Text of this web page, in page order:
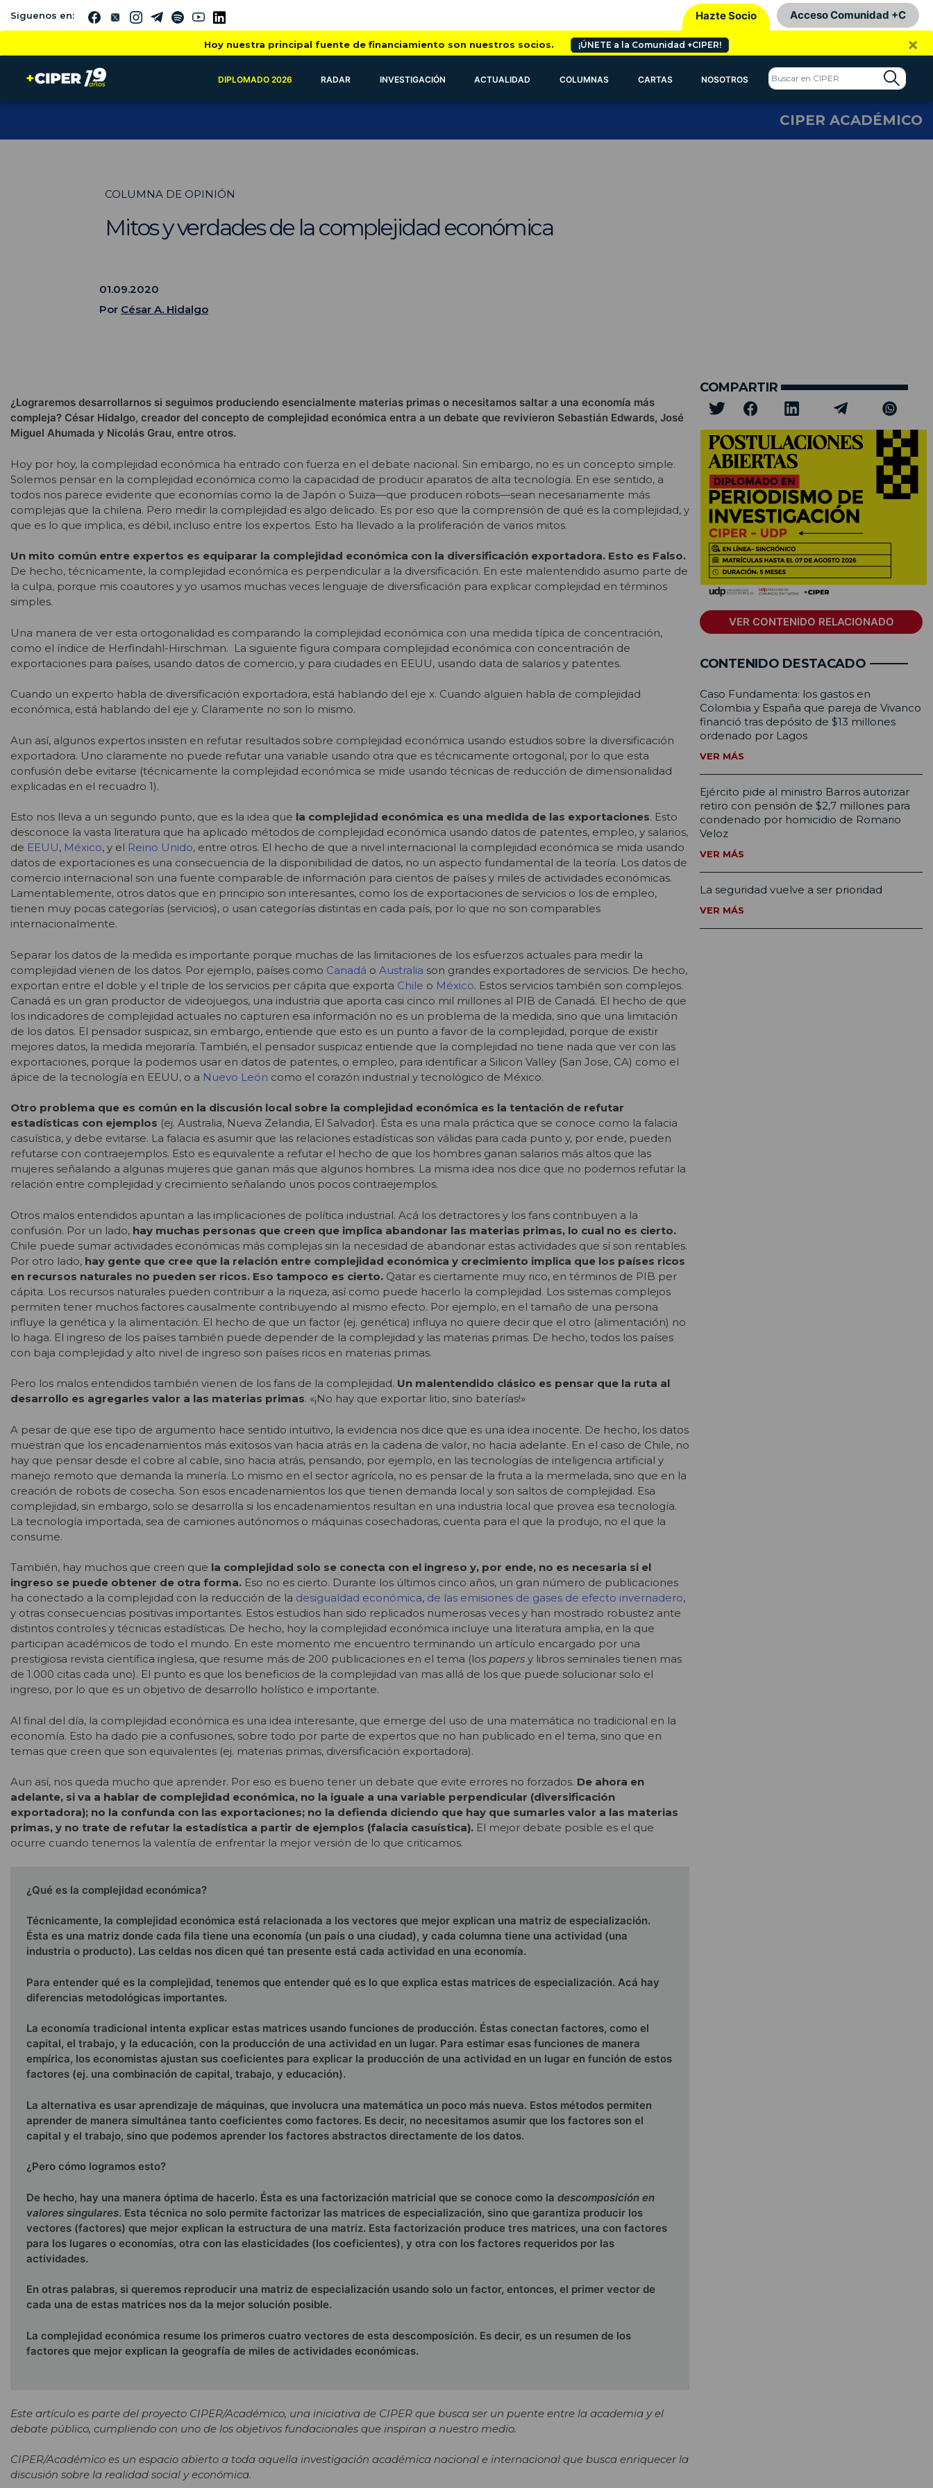
Siguenos en: Hazte Socio Acceso Comunidad +C
Hoy nuestra principal fuente de financiamiento son nuestros socios. ¡ÚNETE a la Comunidad +CIPER! ×
DIPLOMADO 2026 RADAR INVESTIGACIÓN ACTUALIDAD COLUMNAS CARTAS NOSOTROS
CIPER ACADÉMICO
COLUMNA DE OPINIÓN
Mitos y verdades de la complejidad económica
01.09.2020
Por César A. Hidalgo
¿Lograremos desarrollarnos si seguimos produciendo esencialmente materias primas o necesitamos saltar a una economía más
compleja? César Hidalgo, creador del concepto de complejidad económica entra a un debate que revivieron Sebastián Edwards, José
Miguel Ahumada y Nicolás Grau, entre otros.
Hoy por hoy, la complejidad económica ha entrado con fuerza en el debate nacional. Sin embargo, no es un concepto simple.
Solemos pensar en la complejidad económica como la capacidad de producir aparatos de alta tecnología. En ese sentido, a
todos nos parece evidente que economías como la de Japón o Suiza—que producen robots—sean necesariamente más
complejas que la chilena. Pero medir la complejidad es algo delicado. Es por eso que la comprensión de qué es la complejidad, y
que es lo que implica, es débil, incluso entre los expertos. Esto ha llevado a la proliferación de varios mitos.
Un mito común entre expertos es equiparar la complejidad económica con la diversificación exportadora. Esto es Falso.
De hecho, técnicamente, la complejidad económica es perpendicular a la diversificación. En este malentendido asumo parte de
la culpa, porque mis coautores y yo usamos muchas veces lenguaje de diversificación para explicar complejidad en términos
simples.
Una manera de ver esta ortogonalidad es comparando la complejidad económica con una medida típica de concentración,
como el índice de Herfindahl-Hirschman. La siguiente figura compara complejidad económica con concentración de
exportaciones para países, usando datos de comercio, y para ciudades en EEUU, usando data de salarios y patentes.
Cuando un experto habla de diversificación exportadora, está hablando del eje x. Cuando alguien habla de complejidad
económica, está hablando del eje y. Claramente no son lo mismo.
Aun así, algunos expertos insisten en refutar resultados sobre complejidad económica usando estudios sobre la diversificación
exportadora. Uno claramente no puede refutar una variable usando otra que es técnicamente ortogonal, por lo que esta
confusión debe evitarse (técnicamente la complejidad económica se mide usando técnicas de reducción de dimensionalidad
explicadas en el recuadro 1).
Esto nos lleva a un segundo punto, que es la idea que la complejidad económica es una medida de las exportaciones. Esto
desconoce la vasta literatura que ha aplicado métodos de complejidad económica usando datos de patentes, empleo, y salarios,
de EEUU, México, y el Reino Unido, entre otros. El hecho de que a nivel internacional la complejidad económica se mida usando
datos de exportaciones es una consecuencia de la disponibilidad de datos, no un aspecto fundamental de la teoría. Los datos de
comercio internacional son una fuente comparable de información para cientos de países y miles de actividades económicas.
Lamentablemente, otros datos que en principio son interesantes, como los de exportaciones de servicios o los de empleo,
tienen muy pocas categorías (servicios), o usan categorías distintas en cada país, por lo que no son comparables
internacionalmente.
Separar los datos de la medida es importante porque muchas de las limitaciones de los esfuerzos actuales para medir la
complejidad vienen de los datos. Por ejemplo, países como Canadá o Australia son grandes exportadores de servicios. De hecho,
exportan entre el doble y el triple de los servicios per cápita que exporta Chile o México. Estos servicios también son complejos.
Canadá es un gran productor de videojuegos, una industria que aporta casi cinco mil millones al PIB de Canadá. El hecho de que
los indicadores de complejidad actuales no capturen esa información no es un problema de la medida, sino que una limitación
de los datos. El pensador suspicaz, sin embargo, entiende que esto es un punto a favor de la complejidad, porque de existir
mejores datos, la medida mejoraría. También, el pensador suspicaz entiende que la complejidad no tiene nada que ver con las
exportaciones, porque la podemos usar en datos de patentes, o empleo, para identificar a Silicon Valley (San Jose, CA) como el
ápice de la tecnología en EEUU, o a Nuevo León como el corazón industrial y tecnológico de México.
Otro problema que es común en la discusión local sobre la complejidad económica es la tentación de refutar
estadísticas con ejemplos (ej. Australia, Nueva Zelandia, El Salvador). Ésta es una mala práctica que se conoce como la falacia
casuística, y debe evitarse. La falacia es asumir que las relaciones estadísticas son válidas para cada punto y, por ende, pueden
refutarse con contraejemplos. Esto es equivalente a refutar el hecho de que los hombres ganan salarios más altos que las
mujeres señalando a algunas mujeres que ganan más que algunos hombres. La misma idea nos dice que no podemos refutar la
relación entre complejidad y crecimiento señalando unos pocos contraejemplos.
Otros malos entendidos apuntan a las implicaciones de política industrial. Acá los detractores y los fans contribuyen a la
confusión. Por un lado, hay muchas personas que creen que implica abandonar las materias primas, lo cual no es cierto.
Chile puede sumar actividades económicas más complejas sin la necesidad de abandonar estas actividades que sí son rentables.
Por otro lado, hay gente que cree que la relación entre complejidad económica y crecimiento implica que los países ricos
en recursos naturales no pueden ser ricos. Eso tampoco es cierto. Qatar es ciertamente muy rico, en términos de PIB per
cápita. Los recursos naturales pueden contribuir a la riqueza, así como puede hacerlo la complejidad. Los sistemas complejos
permiten tener muchos factores causalmente contribuyendo al mismo efecto. Por ejemplo, en el tamaño de una persona
influye la genética y la alimentación. El hecho de que un factor (ej. genética) influya no quiere decir que el otro (alimentación) no
lo haga. El ingreso de los países también puede depender de la complejidad y las materias primas. De hecho, todos los países
con baja complejidad y alto nivel de ingreso son países ricos en materias primas.
Pero los malos entendidos también vienen de los fans de la complejidad. Un malentendido clásico es pensar que la ruta al
desarrollo es agregarles valor a las materias primas. «¡No hay que exportar litio, sino baterías!»
A pesar de que ese tipo de argumento hace sentido intuitivo, la evidencia nos dice que es una idea inocente. De hecho, los datos
muestran que los encadenamientos más exitosos van hacia atrás en la cadena de valor, no hacia adelante. En el caso de Chile, no
hay que pensar desde el cobre al cable, sino hacia atrás, pensando, por ejemplo, en las tecnologías de inteligencia artificial y
manejo remoto que demanda la minería. Lo mismo en el sector agrícola, no es pensar de la fruta a la mermelada, sino que en la
creación de robots de cosecha. Son esos encadenamientos los que tienen demanda local y son saltos de complejidad. Esa
complejidad, sin embargo, solo se desarrolla si los encadenamientos resultan en una industria local que provea esa tecnología.
La tecnología importada, sea de camiones autónomos o máquinas cosechadoras, cuenta para el que la produjo, no el que la
consume.
También, hay muchos que creen que la complejidad solo se conecta con el ingreso y, por ende, no es necesaria si el
ingreso se puede obtener de otra forma. Eso no es cierto. Durante los últimos cinco años, un gran número de publicaciones
ha conectado a la complejidad con la reducción de la desigualdad económica, de las emisiones de gases de efecto invernadero,
y otras consecuencias positivas importantes. Estos estudios han sido replicados numerosas veces y han mostrado robustez ante
distintos controles y técnicas estadísticas. De hecho, hoy la complejidad económica incluye una literatura amplia, en la que
participan académicos de todo el mundo. En este momento me encuentro terminando un artículo encargado por una
prestigiosa revista científica inglesa, que resume más de 200 publicaciones en el tema (los papers y libros seminales tienen mas
de 1.000 citas cada uno). El punto es que los beneficios de la complejidad van mas allá de los que puede solucionar solo el
ingreso, por lo que es un objetivo de desarrollo holístico e importante.
Al final del día, la complejidad económica es una idea interesante, que emerge del uso de una matemática no tradicional en la
economía. Esto ha dado pie a confusiones, sobre todo por parte de expertos que no han publicado en el tema, sino que en
temas que creen que son equivalentes (ej. materias primas, diversificación exportadora).
Aun así, nos queda mucho que aprender. Por eso es bueno tener un debate que evite errores no forzados. De ahora en
adelante, si va a hablar de complejidad económica, no la iguale a una variable perpendicular (diversificación
exportadora); no la confunda con las exportaciones; no la defienda diciendo que hay que sumarles valor a las materias
primas, y no trate de refutar la estadística a partir de ejemplos (falacia casuística). El mejor debate posible es el que
ocurre cuando tenemos la valentía de enfrentar la mejor versión de lo que criticamos.
¿Qué es la complejidad económica?
Técnicamente, la complejidad económica está relacionada a los vectores que mejor explican una matriz de especialización.
Ésta es una matriz donde cada fila tiene una economía (un país o una ciudad), y cada columna tiene una actividad (una
industria o producto). Las celdas nos dicen qué tan presente está cada actividad en una economía.
Para entender qué es la complejidad, tenemos que entender qué es lo que explica estas matrices de especialización. Acá hay
diferencias metodológicas importantes.
La economía tradicional intenta explicar estas matrices usando funciones de producción. Éstas conectan factores, como el
capital, el trabajo, y la educación, con la producción de una actividad en un lugar. Para estimar esas funciones de manera
empírica, los economistas ajustan sus coeficientes para explicar la producción de una actividad en un lugar en función de estos
factores (ej. una combinación de capital, trabajo, y educación).
La alternativa es usar aprendizaje de máquinas, que involucra una matemática un poco más nueva. Estos métodos permiten
aprender de manera simultánea tanto coeficientes como factores. Es decir, no necesitamos asumir que los factores son el
capital y el trabajo, sino que podemos aprender los factores abstractos directamente de los datos.
¿Pero cómo logramos esto?
De hecho, hay una manera óptima de hacerlo. Ésta es una factorización matricial que se conoce como la descomposición en
valores singulares. Esta técnica no solo permite factorizar las matrices de especialización, sino que garantiza producir los
vectores (factores) que mejor explican la estructura de una matriz. Esta factorización produce tres matrices, una con factores
para los lugares o economías, otra con las elasticidades (los coeficientes), y otra con los factores requeridos por las
actividades.
En otras palabras, si queremos reproducir una matriz de especialización usando solo un factor, entonces, el primer vector de
cada una de estas matrices nos da la mejor solución posible.
La complejidad económica resume los primeros cuatro vectores de esta descomposición. Es decir, es un resumen de los
factores que mejor explican la geografía de miles de actividades económicas.
Este artículo es parte del proyecto CIPER/Académico, una iniciativa de CIPER que busca ser un puente entre la academia y el
debate público, cumpliendo con uno de los objetivos fundacionales que inspiran a nuestro medio.
CIPER/Académico es un espacio abierto a toda aquella investigación académica nacional e internacional que busca enriquecer la
discusión sobre la realidad social y económica.
COMPARTIR
VER CONTENIDO RELACIONADO
CONTENIDO DESTACADO
Caso Fundamenta: los gastos en
Colombia y España que pareja de Vivanco
financió tras depósito de $13 millones
ordenado por Lagos
VER MÁS
Ejército pide al ministro Barros autorizar
retiro con pensión de $2,7 millones para
condenado por homicidio de Romario
Veloz
VER MÁS
La seguridad vuelve a ser prioridad
VER MÁS